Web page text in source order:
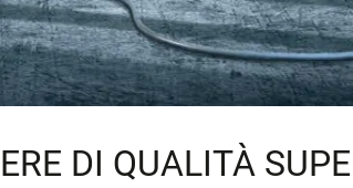
DI QUALITÀ